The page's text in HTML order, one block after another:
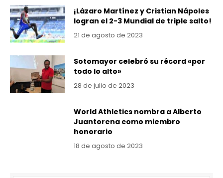
¡Lázaro Martínez y Cristian Nápoles
logran el 2-3 Mundial de triple salto!
21 de agosto de 2023
Sotomayor celebró su récord «por
todo lo alto»
28 de julio de 2023
World Athletics nombra a Alberto
Juantorena como miembro
honorario
18 de agosto de 2023